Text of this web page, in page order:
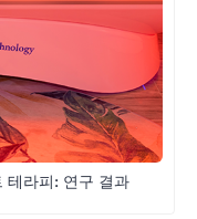
테라피: 연구 결과